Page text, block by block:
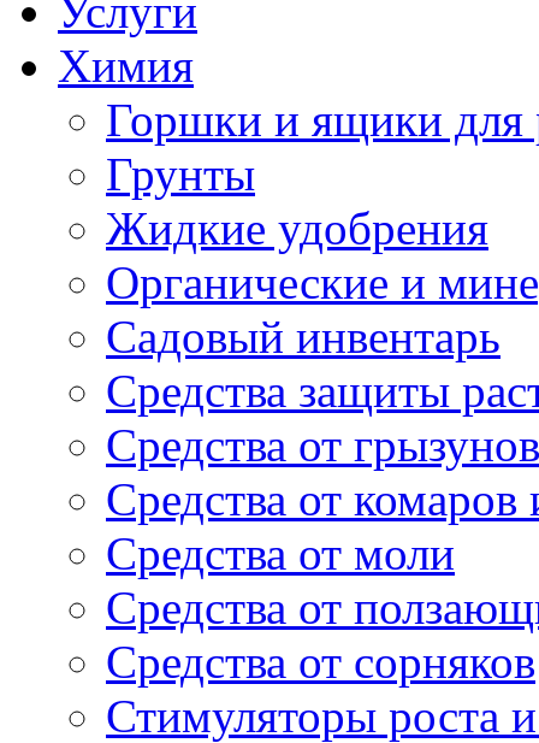
Услуги
Химия
Горшки и ящики для
Грунты
Жидкие удобрения
Органические и
Садовый инвентарь
Средства защиты
Средства от грызунов
Средства от
Средства от моли
Средства от
Средства от сорняков
Стимуляторы роста и